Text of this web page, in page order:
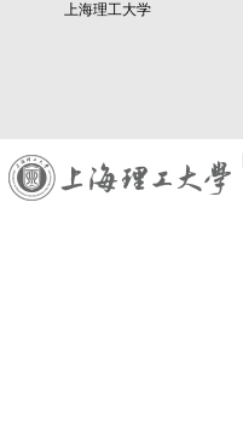
上海理工大学